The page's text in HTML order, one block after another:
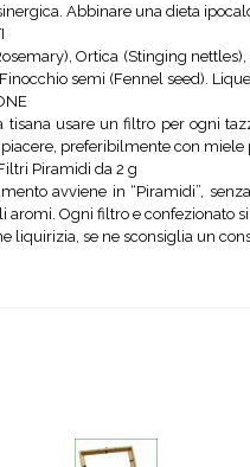
Abbinare una dieta
Ortica (Stinging
semi (Fennel seed).
tisana usare un filtro per ogni
preferibilmente con miele
Piramidi da 2 g
avviene in “Piramidi”,
aromi. Ogni filtro e confezionato
liquirizia, se ne sconsiglia un